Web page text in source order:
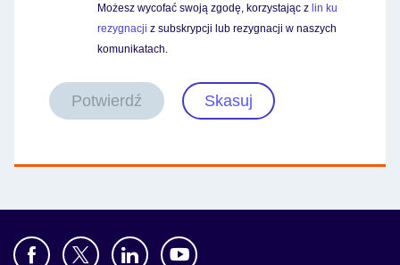
Możesz wycofać swoją zgodę, korzystając z lin ku
rezygnacji z subskrypcji lub rezygnacji w naszych
komunikatach.
Potwierdź Skasuj